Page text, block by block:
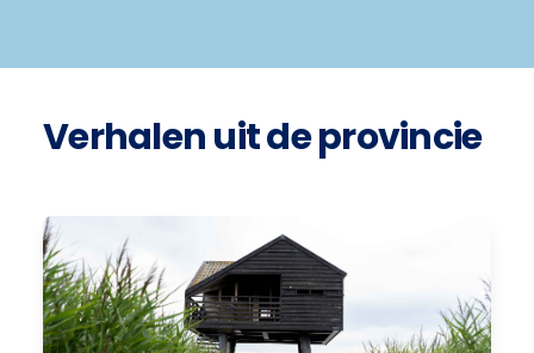
Verhalen uit de provincie